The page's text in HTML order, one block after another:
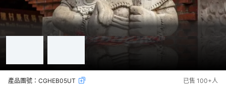
產品團號： CGHEB05UT 已售 100+人